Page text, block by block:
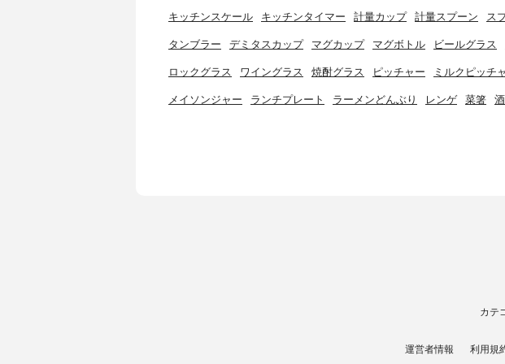
キッチンスケール キッチンタイマー 計量カップ 計量スプーン ス
タンブラー デミタスカップ マグカップ マグボトル ビールグラス
ロックグラス ワイングラス 焼酎グラス ピッチャー ミルクピッチ
メイソンジャー ランチプレート ラーメンどんぶり レンゲ 菜箸
カテ
運営者情報 利用規